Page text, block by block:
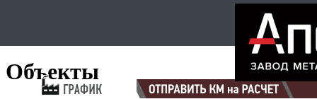
Объекты